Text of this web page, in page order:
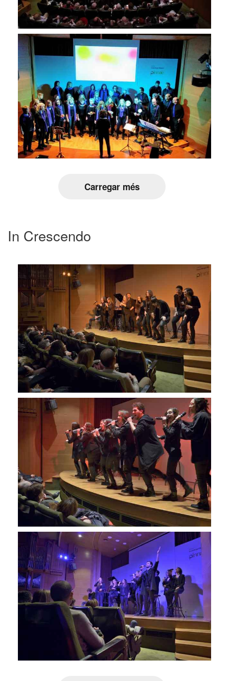
Carregar més
In Crescendo